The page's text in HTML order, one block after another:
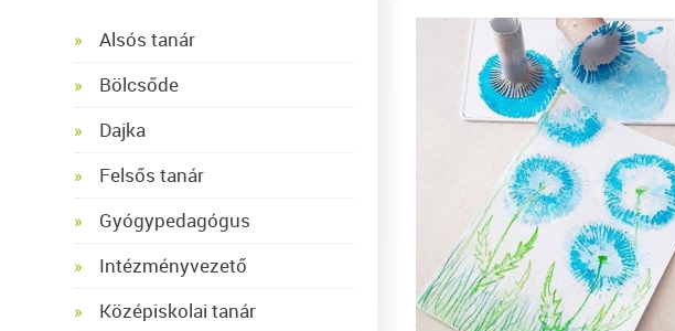
Alsós tanár
Bölcsőde
Dajka
Felsős tanár
Gyógypedagógus
Intézményvezető
Középiskolai tanár